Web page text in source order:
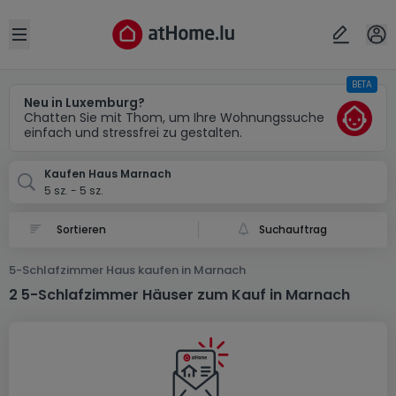
Open sidebar
Neu in Luxemburg?
Chatten Sie mit Thom, um Ihre Wohnungssuche
einfach und stressfrei zu gestalten.
BETA
Kaufen Haus Marnach
5 sz. - 5 sz.
Suchauftrag
5-Schlafzimmer Haus kaufen in Marnach
2 5-Schlafzimmer Häuser zum Kauf in Marnach
Ort
Abbrechen ok